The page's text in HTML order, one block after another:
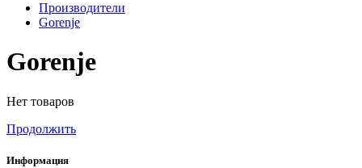
Производители
Gorenje
Gorenje
Нет товаров
Продолжить
Информация